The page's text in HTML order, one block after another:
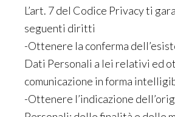
L’art. 7 del Codice Privacy ti
seguenti diritti
-Ottenere la conferma
Dati Personali a lei relativi ed
comunicazione in forma
-Ottenere l’indicazione